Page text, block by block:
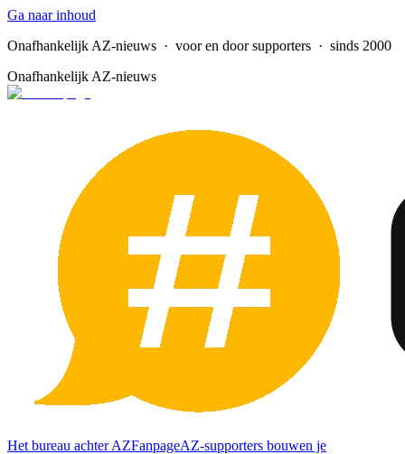
Ga naar inhoud
Onafhankelijk AZ-nieuws · voor en door supporters · sinds 2000
Onafhankelijk AZ-nieuws
Het bureau achter AZFanpageAZ-supporters bouwen je